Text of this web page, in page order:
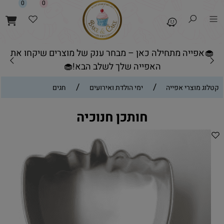
🧁אפייה מתחילה כאן – מבחר ענק של מוצרים שיקחו את
האפייה שלך לשלב הבא!🧁
0 0
קטלוג מוצרי אפייה / ימי הולדת ואירועים / חגים
חותכן חנוכיה